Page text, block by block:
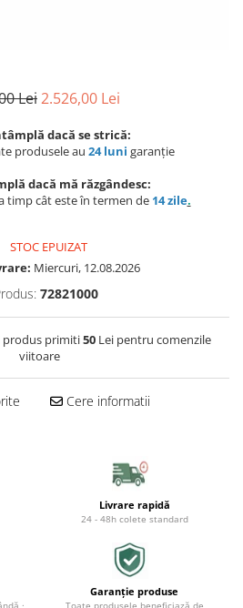
Lei2.526,00 Lei
dacă se strică:
produsele au 24 luni garanție
dacă mă răzgândesc:
timp cât este în termen de 14 zile.
STOC EPUIZAT
Miercuri, 12.08.2026
72821000
produs primiti50Lei pentru comenzile
viitoare
Cere informatii
Livrare rapidă
24 - 48h colete standard
·
Garanție produse
Toate produsele beneficiază de